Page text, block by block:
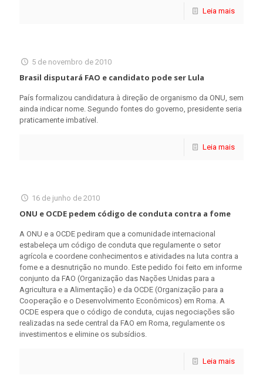
Leia mais
5 de novembro de 2010
Brasil disputará FAO e candidato pode ser Lula
País formalizou candidatura à direção de organismo da ONU, sem
ainda indicar nome. Segundo fontes do governo, presidente seria
praticamente imbatível.
Leia mais
16 de junho de 2010
ONU e OCDE pedem código de conduta contra a fome
A ONU e a OCDE pediram que a comunidade internacional
estabeleça um código de conduta que regulamente o setor
agrícola e coordene conhecimentos e atividades na luta contra a
fome e a desnutrição no mundo. Este pedido foi feito em informe
conjunto da FAO (Organização das Nações Unidas para a
Agricultura e a Alimentação) e da OCDE (Organização para a
Cooperação e o Desenvolvimento Econômicos) em Roma. A
OCDE espera que o código de conduta, cujas negociações são
realizadas na sede central da FAO em Roma, regulamente os
investimentos e elimine os subsídios.
Leia mais